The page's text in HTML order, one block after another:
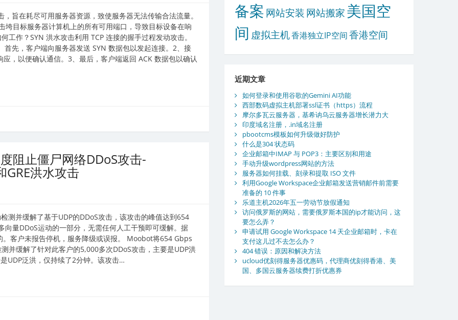
旨在耗尽可用服务器资源，致使服务器无法传输合法流量。
垮目标服务器计算机上的所有可用端口，导致目标设备在响
作？SYN 洪水攻击利用 TCP 连接的握手过程发动攻击。
先，客户端向服务器发送 SYN 数据包以发起连接。2、接
，以便确认通信。3、最后，客户端返回 ACK 数据包以确认
阻止僵尸网络DDoS攻击-
GRE洪水攻击
并缓解了基于UDP的DDoS攻击，该攻击的峰值达到654
量DDoS运动的一部分，无需任何人工干预即可缓解。据
客户未报告停机，服务降级或误报。 Moobot将654 Gbps
并缓解了针对此客户的5,000多次DDoS攻击，主要是UDP洪
UDP泛洪，仅持续了2分钟。该攻击…
备案 网站安装网站搬家美国空
间 虚拟主机香港独立IP空间香港空间
近期文章
如何登录和使用谷歌的Gemini AI功能
西部数码虚拟主机部署ssl证书（https）流程
摩尔多瓦云服务器，基希讷乌云服务器增长潜力大
印度域名注册，.in域名注册
pbootcms模板如何升级做好防护
什么是304 状态码
企业邮箱中IMAP 与 POP3：主要区别和用途
手动升级wordpress网站的方法
服务器如何挂载、刻录和提取 ISO 文件
利用Google Workspace企业邮箱发送营销邮件前需要
准备的 10 件事
乐道主机2026年五一劳动节放假通知
访问俄罗斯的网站，需要俄罗斯本国的ip才能访问，这
要怎么弄？
申请试用 Google Workspace 14 天企业邮箱时，卡在
支付这儿过不去怎么办？
404 错误：原因和解决方法
ucloud优刻得服务器优惠码，代理商优刻得香港、美
国、多国云服务器续费打折优惠券